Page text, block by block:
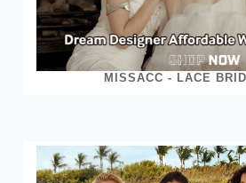
MISSACC - LACE